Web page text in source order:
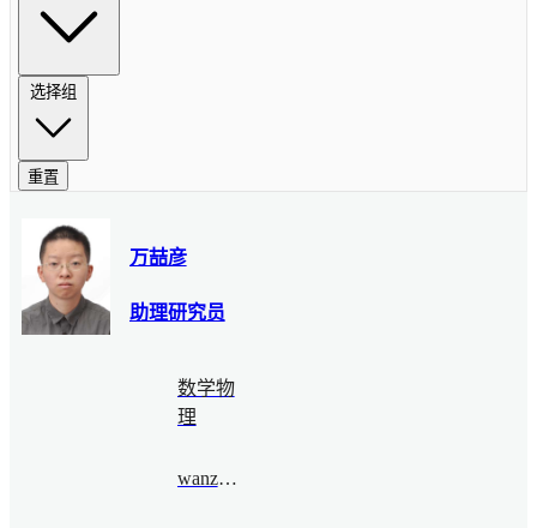
选择组
重置
万喆彦
助理研究员
数学物
理
wanzheyan@bimsa.cn